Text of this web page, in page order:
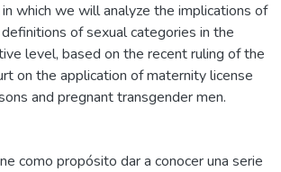
which we will analyze the implications of
of sexual categories in the
level, based on the recent ruling of the
on the application of maternity license
and pregnant transgender men.
como propósito dar a conocer una serie